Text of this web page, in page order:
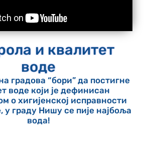
и квалитет
воде
градова “бори” да постигне
воде који је дефинисан
о хигијенској исправности
у граду Нишу се пије најбоља
вода!